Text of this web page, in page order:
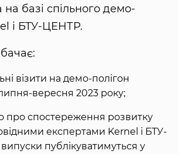
базі спільного демо-
і БТУ-ЦЕНТР.
візити на демо-полігон
вересня 2023 року;
про спостереження розвитку
експертами Kernel і БТУ-
публікуватимуться у